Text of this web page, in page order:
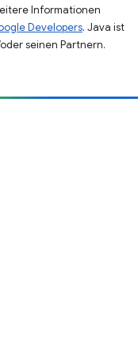
Informationen
Developers. Java ist
seinen Partnern.